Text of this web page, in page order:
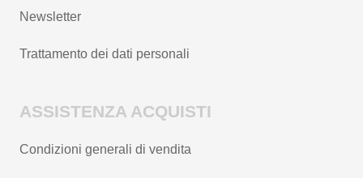
Newsletter
Trattamento dei dati personali
ASSISTENZA ACQUISTI
Condizioni generali di vendita